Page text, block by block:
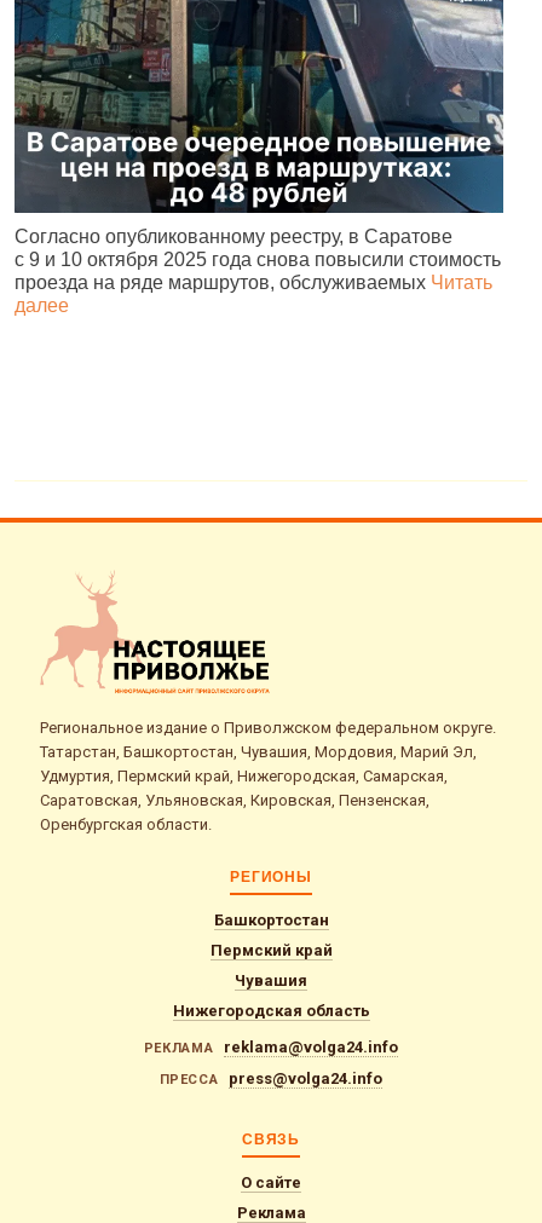
Согласно опубликованному реестру, в Саратове
с 9 и 10 октября 2025 года снова повысили стоимость
проезда на ряде маршрутов, обслуживаемых Читать
далее
Региональное издание о Приволжском федеральном округе.
Татарстан, Башкортостан, Чувашия, Мордовия, Марий Эл,
Удмуртия, Пермский край, Нижегородская, Самарская,
Саратовская, Ульяновская, Кировская, Пензенская,
Оренбургская области.
РЕГИОНЫ
Башкортостан
Пермский край
Чувашия
Нижегородская область
РЕКЛАМА reklama@volga24.info
ПРЕССА press@volga24.info
СВЯЗЬ
О сайте
Реклама